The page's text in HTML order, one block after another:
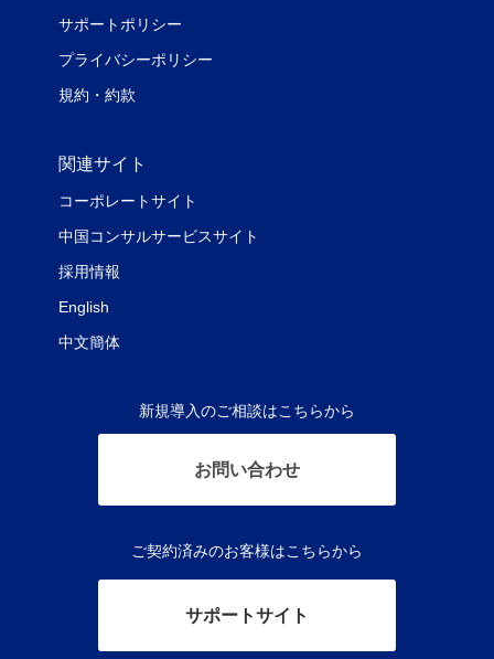
サポートポリシー
プライバシーポリシー
規約・約款
関連サイト
コーポレートサイト
中国コンサルサービスサイト
採用情報
English
中文簡体
新規導入のご相談はこちらから
お問い合わせ
ご契約済みのお客様はこちらから
サポートサイト